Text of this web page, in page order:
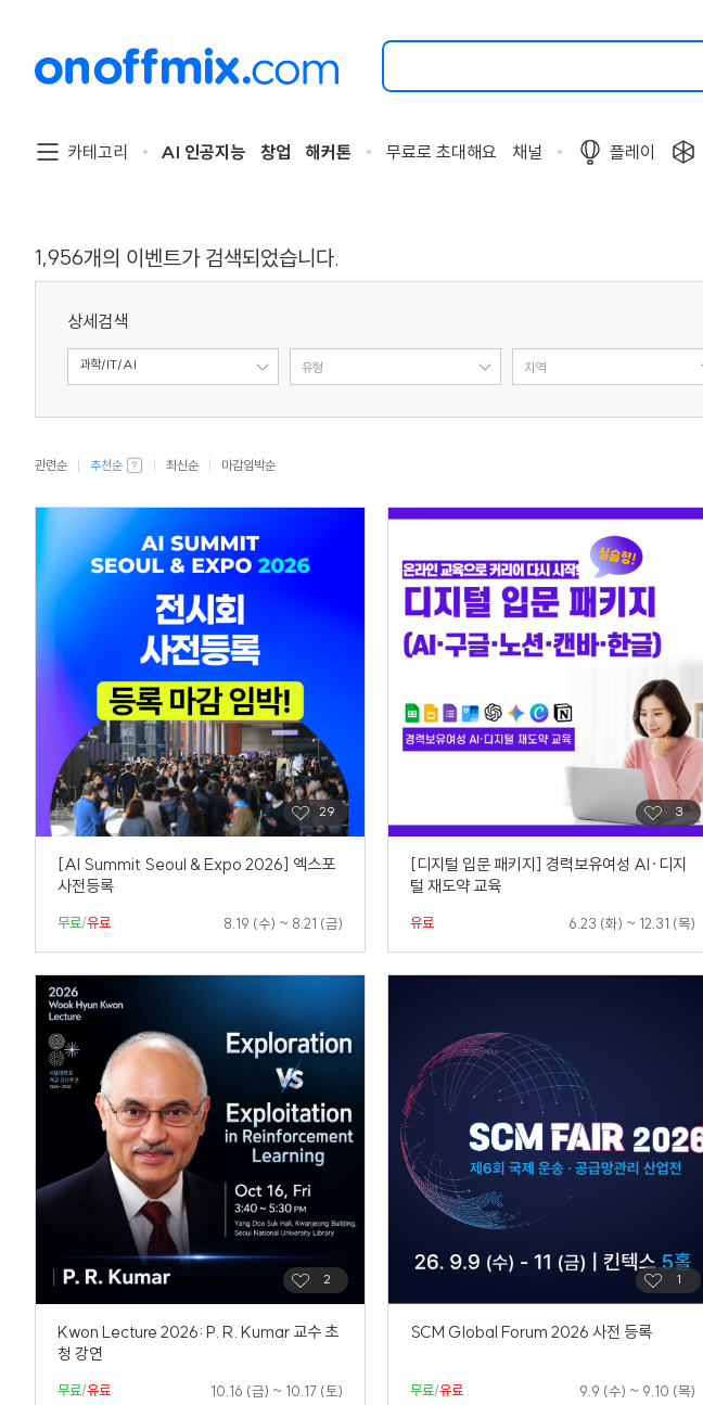
검
할
트
를
요.
카테고리 AI 인공지능 창업 해커톤 무료로 초대해요 채널 플레이
1,956개의 이벤트가 검색되었습니다.
상세검색
주제
과학/IT/AI 유형 지역
관련순 추천순 최신순 마감임박순
[AI Summit Seoul & Expo 2026] 엑스포
사전등록
무료/유료 8.19 (수) ~ 8.21 (금)
[디지털 입문 패키지] 경력보유여성 AI·디지
털 재도약 교육
유료 6.23 (화) ~ 12.31 (목)
Kwon Lecture 2026: P. R. Kumar 교수 초
청 강연
무료/유료 10.16 (금) ~ 10.17 (토)
SCM Global Forum 2026 사전 등록
무료/유료 9.9 (수) ~ 9.10 (목)